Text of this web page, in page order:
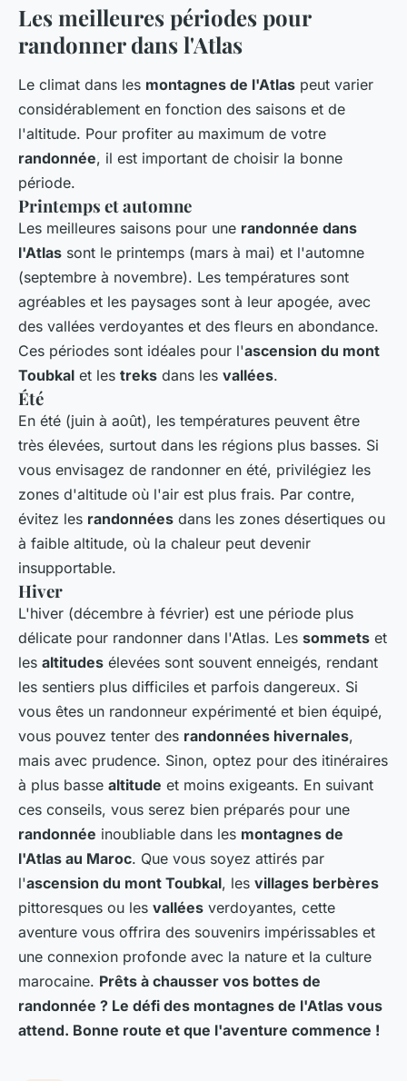
Les meilleures périodes pour
randonner dans l'Atlas
Le climat dans les montagnes de l'Atlas peut varier
considérablement en fonction des saisons et de
l'altitude. Pour profiter au maximum de votre
randonnée, il est important de choisir la bonne
période.
Printemps et automne
Les meilleures saisons pour une randonnée dans
l'Atlas sont le printemps (mars à mai) et l'automne
(septembre à novembre). Les températures sont
agréables et les paysages sont à leur apogée, avec
des vallées verdoyantes et des fleurs en abondance.
Ces périodes sont idéales pour l'ascension du mont
Toubkal et les treks dans les vallées.
Été
En été (juin à août), les températures peuvent être
très élevées, surtout dans les régions plus basses. Si
vous envisagez de randonner en été, privilégiez les
zones d'altitude où l'air est plus frais. Par contre,
évitez les randonnées dans les zones désertiques ou
à faible altitude, où la chaleur peut devenir
insupportable.
Hiver
L'hiver (décembre à février) est une période plus
délicate pour randonner dans l'Atlas. Les sommets et
les altitudes élevées sont souvent enneigés, rendant
les sentiers plus difficiles et parfois dangereux. Si
vous êtes un randonneur expérimenté et bien équipé,
vous pouvez tenter des randonnées hivernales,
mais avec prudence. Sinon, optez pour des itinéraires
à plus basse altitude et moins exigeants. En suivant
ces conseils, vous serez bien préparés pour une
randonnée inoubliable dans les montagnes de
l'Atlas au Maroc. Que vous soyez attirés par
l'ascension du mont Toubkal, les villages berbères
pittoresques ou les vallées verdoyantes, cette
aventure vous offrira des souvenirs impérissables et
une connexion profonde avec la nature et la culture
marocaine. Prêts à chausser vos bottes de
randonnée ? Le défi des montagnes de l'Atlas vous
attend. Bonne route et que l'aventure commence !